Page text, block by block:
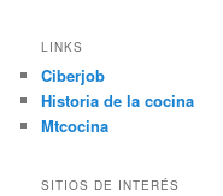
LINKS
Ciberjob
Historia de la cocina
Mtcocina
SITIOS DE INTERÉS